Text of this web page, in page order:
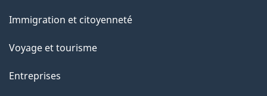
sujets
Immigration et citoyenneté
Voyage et tourisme
Entreprises